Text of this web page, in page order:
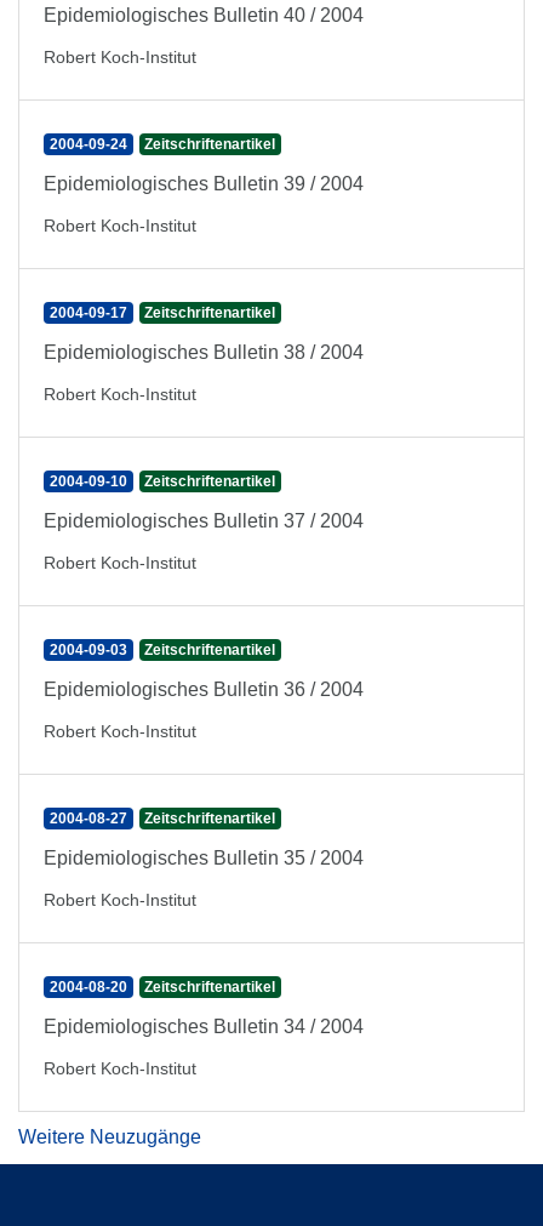
Epidemiologisches Bulletin 40 / 2004
Robert Koch-Institut
2004-09-24 Zeitschriftenartikel
Epidemiologisches Bulletin 39 / 2004
Robert Koch-Institut
2004-09-17 Zeitschriftenartikel
Epidemiologisches Bulletin 38 / 2004
Robert Koch-Institut
2004-09-10 Zeitschriftenartikel
Epidemiologisches Bulletin 37 / 2004
Robert Koch-Institut
2004-09-03 Zeitschriftenartikel
Epidemiologisches Bulletin 36 / 2004
Robert Koch-Institut
2004-08-27 Zeitschriftenartikel
Epidemiologisches Bulletin 35 / 2004
Robert Koch-Institut
2004-08-20 Zeitschriftenartikel
Epidemiologisches Bulletin 34 / 2004
Robert Koch-Institut
Weitere Neuzugänge